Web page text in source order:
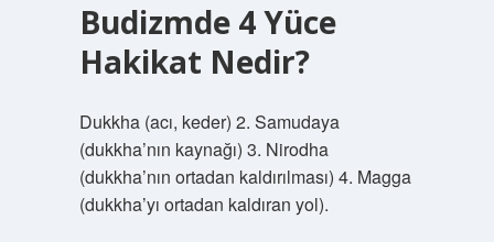
Budizmde 4 Yüce
Hakikat Nedir?
Dukkha (acı, keder) 2. Samudaya
(dukkha’nın kaynağı) 3. Nirodha
(dukkha’nın ortadan kaldırılması) 4. Magga
(dukkha’yı ortadan kaldıran yol).